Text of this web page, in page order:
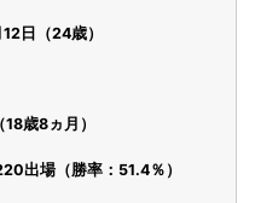
日（24歳）
（18歳8ヵ月）
出場（勝率：51.4％）